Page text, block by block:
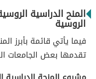
المنح الدراسية
الروسية
فيما يأتي قائمة بأبرز
تقدمها بعض الجامعات